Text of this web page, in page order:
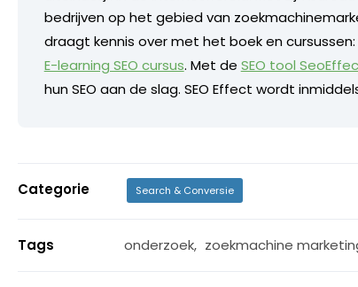
bedrijven op het gebied van
draagt kennis over met het boek en
E-learning SEO cursus. Met de SEO tool
hun SEO aan de slag. SEO Effect wordt
Categorie Search & Conversie
Tags onderzoek, zoekmachine